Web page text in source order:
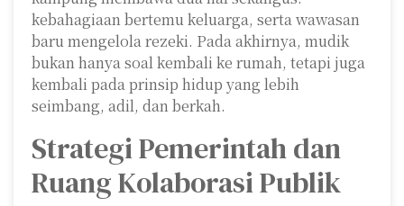
kebahagiaan bertemu keluarga, serta wawasan
baru mengelola rezeki. Pada akhirnya, mudik
bukan hanya soal kembali ke rumah, tetapi juga
kembali pada prinsip hidup yang lebih
seimbang, adil, dan berkah.
Strategi Pemerintah dan
Ruang Kolaborasi Publik